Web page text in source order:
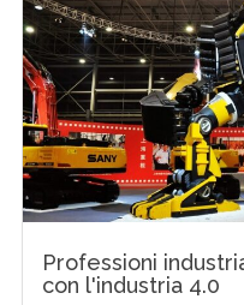
Professioni
con l'industria 4.0